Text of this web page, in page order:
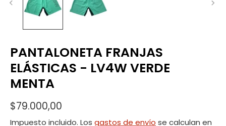
PANTALONETA FRANJAS
ELÁSTICAS - LV4W VERDE
MENTA
$79.000,00
Impuesto incluido. Los gastos de envío se calculan en